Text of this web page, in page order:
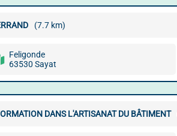
(7.7 km)
Feligonde
63530 Sayat
DANS L'ARTISANAT DU BÂTIMENT